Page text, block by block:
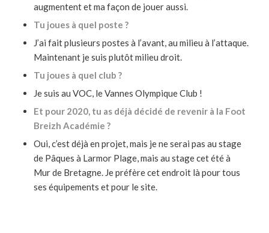
augmentent et ma façon de jouer aussi.
Tu joues à quel poste ?
J’ai fait plusieurs postes à l’avant, au milieu à l’attaque.
Maintenant je suis plutôt milieu droit.
Tu joues à quel club ?
Je suis au VOC, le Vannes Olympique Club !
Et pour 2020, tu as déjà décidé de revenir à la Foot
Breizh Académie ?
Oui, c’est déjà en projet, mais je ne serai pas au stage
de Pâques à Larmor Plage, mais au stage cet été à
Mur de Bretagne. Je préfère cet endroit là pour tous
ses équipements et pour le site.